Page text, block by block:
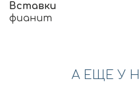
Вставки
фианит
А ЕЩЕ У